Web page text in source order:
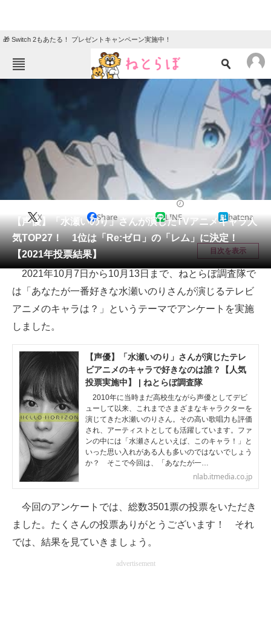
🎁 Switch 2もあたる！ プレゼントキャンペーン実施中！
ニュース
グルメ
住まい 教育・育児
リサーチ
会員記事
メディア
注目記事を集めた総合ページ
ITの今と未来を見通す
スマホと通信の最新トレンド
進化するPCとデバイスの未来
好きが集まる 比べて選べる
ビジネスと働き方のヒント
AI活用のいまが分かる
企業ITのトレンドを詳説
経営リーダーのコミュニティ
マーケ×ITの今がよく分かる
ITエンジニア向け専門サイト
【声優】「水瀬いのり」さんが演じたTVアニメキャラ人
気TOP27！ 1位は「Re:ゼロ」の「レム」に決定！
【2021年投票結果】
X Share LINE hatena
目次を表示
2021年10月7日から10月13日まで、ねとらぼ調査隊で
は「あなたが一番好きな水瀬いのりさんが演じるテレビ
アニメのキャラは？」というテーマでアンケートを実施
しました。
【声優】「水瀬いのり」さんが演じたテレ
ビアニメのキャラで好きなのは誰？【人気
投票実施中】 | ねとらぼ調査隊
2010年に当時まだ高校生ながら声優としてデビ
ューして以来、これまでさまざまなキャラクターを
演じてきた水瀬いのりさん。その高い歌唱力も評価
され、アーティストとしても活躍しています。ファ
ンの中には「水瀬さんといえば、このキャラ！」と
いった思い入れがある人も多いのではないでしょう
か？ そこで今回は、「あなたが一…
nlab.itmedia.co.jp
今回のアンケートでは、総数3501票の投票をいただき
ました。たくさんの投票ありがとうございます！ それ
では、結果を見ていきましょう。
advertisement